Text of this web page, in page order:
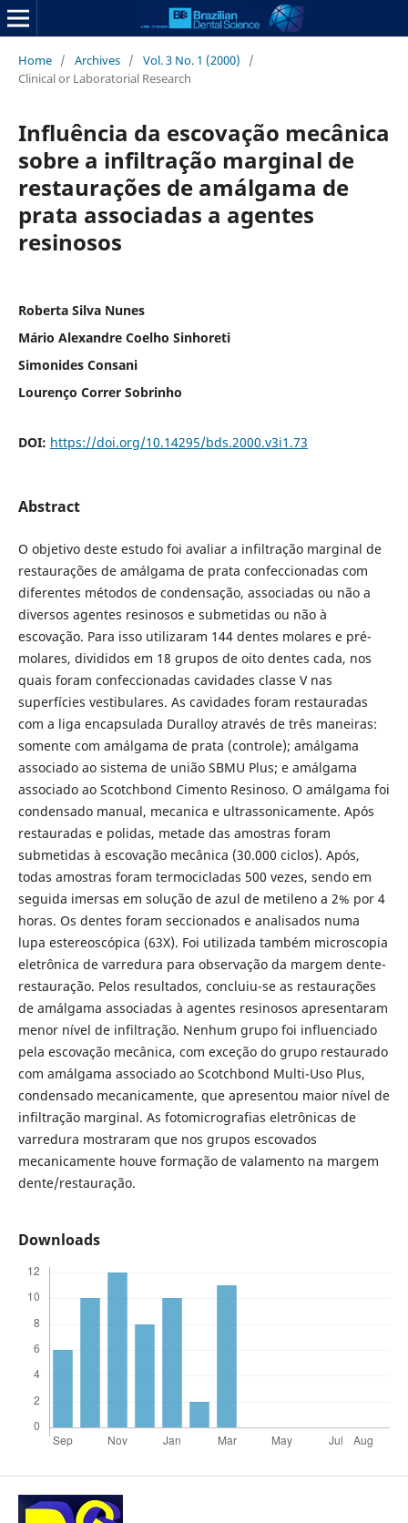
Home / Archives / Vol. 3 No. 1 (2000)
/
Clinical or Laboratorial Research
Influência da escovação mecânica
sobre a infiltração marginal de
restaurações de amálgama de
prata associadas a agentes
resinosos
Roberta Silva Nunes
Mário Alexandre Coelho Sinhoreti
Simonides Consani
Lourenço Correr Sobrinho
DOI: https://doi.org/10.14295/bds.2000.v3i1.73
Abstract
O objetivo deste estudo foi avaliar a infiltração marginal de
restaurações de amálgama de prata confeccionadas com
diferentes métodos de condensação, associadas ou não a
diversos agentes resinosos e submetidas ou não à
escovação. Para isso utilizaram 144 dentes molares e pré-
molares, divididos em 18 grupos de oito dentes cada, nos
quais foram confeccionadas cavidades classe V nas
superfícies vestibulares. As cavidades foram restauradas
com a liga encapsulada Duralloy através de três maneiras:
somente com amálgama de prata (controle); amálgama
associado ao sistema de união SBMU Plus; e amálgama
associado ao Scotchbond Cimento Resinoso. O amálgama foi
condensado manual, mecanica e ultrassonicamente. Após
restauradas e polidas, metade das amostras foram
submetidas à escovação mecânica (30.000 ciclos). Após,
todas amostras foram termocicladas 500 vezes, sendo em
seguida imersas em solução de azul de metileno a 2% por 4
horas. Os dentes foram seccionados e analisados numa
lupa estereoscópica (63X). Foi utilizada também microscopia
eletrônica de varredura para observação da margem dente-
restauração. Pelos resultados, concluiu-se as restaurações
de amálgama associadas à agentes resinosos apresentaram
menor nível de infiltração. Nenhum grupo foi influenciado
pela escovação mecânica, com exceção do grupo restaurado
com amálgama associado ao Scotchbond Multi-Uso Plus,
condensado mecanicamente, que apresentou maior nível de
infiltração marginal. As fotomicrografias eletrônicas de
varredura mostraram que nos grupos escovados
mecanicamente houve formação de valamento na margem
dente/restauração.
Downloads